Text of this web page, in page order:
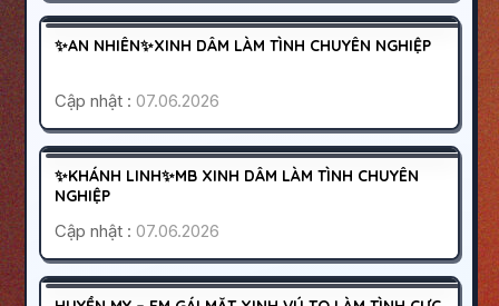
250K
HOẠT ĐỘNG
✨AN NHIÊN✨XINH DÂM LÀM TÌNH CHUYÊN NGHIỆP
Cập nhật :07.06.2026
200K
HOẠT ĐỘNG
✨KHÁNH LINH✨MB XINH DÂM LÀM TÌNH CHUYÊN
NGHIỆP
Cập nhật :07.06.2026